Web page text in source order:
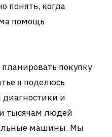
понять, когда
помощь
покупку
я поделюсь
и
тысячам людей
машины. Мы